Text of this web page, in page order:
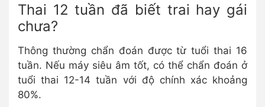
Thai 12 tuần đã biết trai hay gái
chưa?
Thông thường chẩn đoán được từ tuổi thai 16
tuần. Nếu máy siêu âm tốt, có thể chẩn đoán ở
tuổi thai 12-14 tuần với độ chính xác khoảng
80%.